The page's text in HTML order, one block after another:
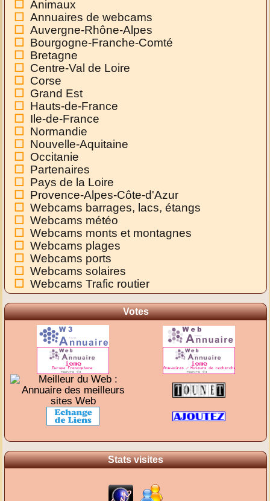
Animaux
Annuaires de webcams
Auvergne-Rhône-Alpes
Bourgogne-Franche-Comté
Bretagne
Centre-Val de Loire
Corse
Grand Est
Hauts-de-France
Ile-de-France
Normandie
Nouvelle-Aquitaine
Occitanie
Partenaires
Pays de la Loire
Provence-Alpes-Côte-d'Azur
Webcams barrages, lacs, étangs
Webcams météo
Webcams monts et montagnes
Webcams plages
Webcams ports
Webcams solaires
Webcams Trafic routier
Votes
Stats visites